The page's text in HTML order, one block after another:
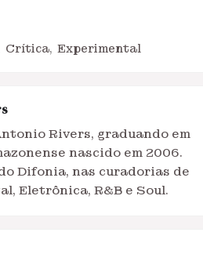
Crítica Experimental
Rivers, graduando em
nascido em 2006.
Difonia, nas curadorias de
Eletrônica, R&B e Soul.